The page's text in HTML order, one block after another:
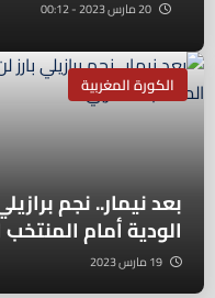
الكورة المغربية
بعد نيمار.. نجم
الودية أمام